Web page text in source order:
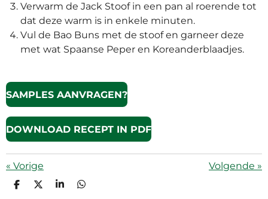
Verwarm de Jack Stoof in een pan al roerende tot
dat deze warm is in enkele minuten.
Vul de Bao Buns met de stoof en garneer deze
met wat Spaanse Peper en Koreanderblaadjes.
SAMPLES AANVRAGEN?
DOWNLOAD RECEPT IN PDF
« Vorige Volgende »
D
D
S
D